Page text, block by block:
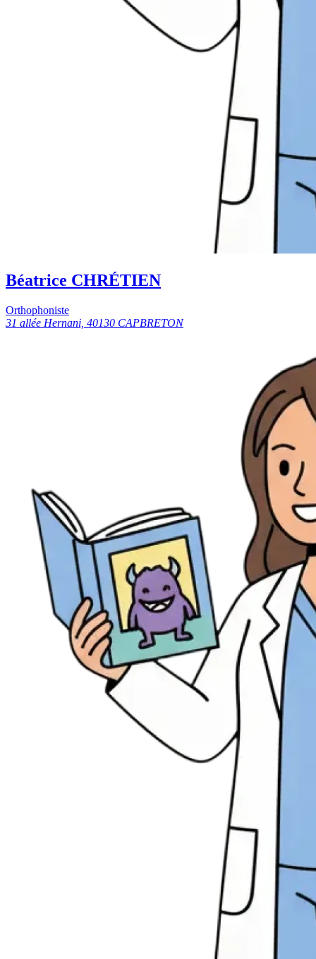
Béatrice CHRÉTIEN
Orthophoniste
31 allée Hernani, 40130 CAPBRETON